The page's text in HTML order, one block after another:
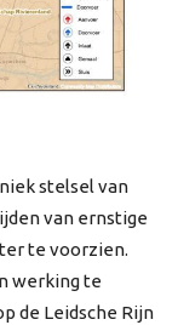
stelsel van
van ernstige
te voorzien.
werking te
de Leidsche Rijn